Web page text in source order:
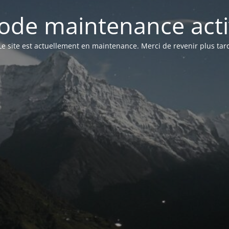
maintenance
site est actuellement en maintenance. Merci de revenir plus